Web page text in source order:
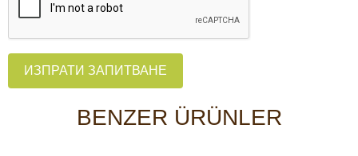
ИЗПРАТИ ЗАПИТВАНЕ
BENZER ÜRÜNLER